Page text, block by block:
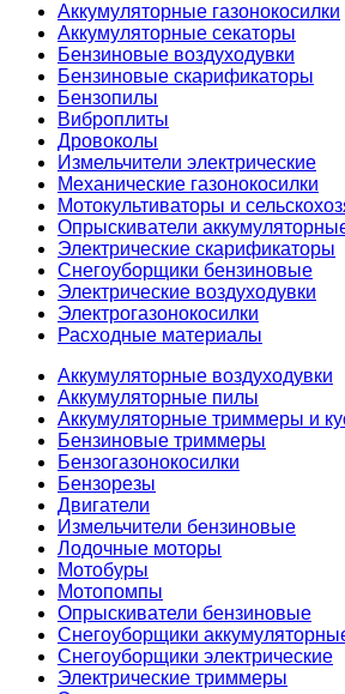
Аккумуляторные газонокосилки
Аккумуляторные секаторы
Бензиновые воздуходувки
Бензиновые скарификаторы
Бензопилы
Виброплиты
Дровоколы
Измельчители электрические
Механические газонокосилки
Мотокультиваторы и
Опрыскиватели
Электрические скарификаторы
Снегоуборщики бензиновые
Электрические воздуходувки
Электрогазонокосилки
Расходные материалы
Аккумуляторные воздуходувки
Аккумуляторные пилы
Аккумуляторные триммеры и
Бензиновые триммеры
Бензогазонокосилки
Бензорезы
Двигатели
Измельчители бензиновые
Лодочные моторы
Мотобуры
Мотопомпы
Опрыскиватели бензиновые
Снегоуборщики
Снегоуборщики электрические
Электрические триммеры